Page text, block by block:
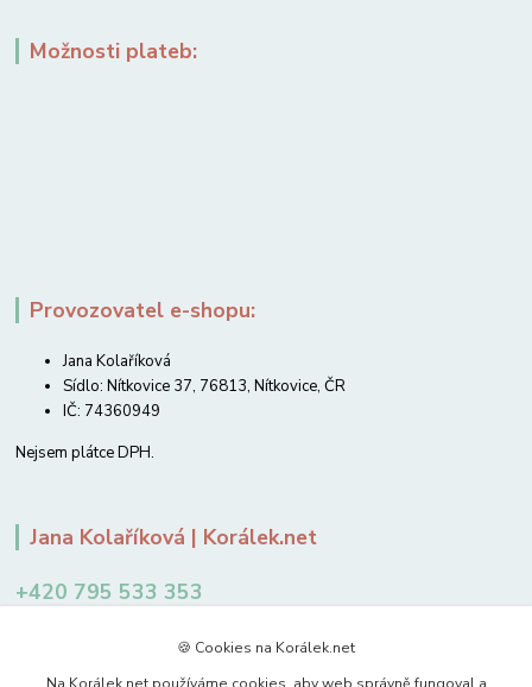
Možnosti plateb:
Provozovatel e-shopu:
Jana Kolaříková
Sídlo: Nítkovice 37, 76813, Nítkovice, ČR
IČ: 74360949
Nejsem plátce DPH.
Jana Kolaříková | Korálek.net
+420 795 533 353
🍪 Cookies na Korálek.net
Na Korálek.net používáme cookies, aby web správně fungoval a